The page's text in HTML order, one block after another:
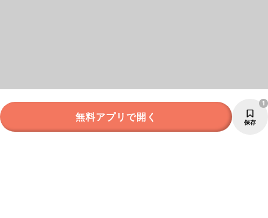
無料アプリで開く 保存
1